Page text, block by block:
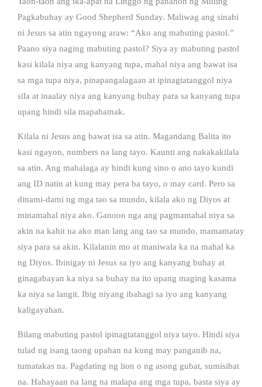
Pagkabuhay ay Good Shepherd Sunday. Maliwag ang sinabi
ni Jesus sa atin ngayong araw: “Ako ang mabuting pastol.”
Paano siya naging mabuting pastol? Siya ay mabuting pastol
kasi kilala niya ang kanyang tupa, mahal niya ang bawat isa
sa mga tupa niya, pinapangalagaan at ipinagtatanggol niya
sila at inaalay niya ang kanyang buhay para sa kanyang tupa
upang hindi sila mapahamak.
Kilala ni Jesus ang bawat isa sa atin. Magandang Balita ito
kasi ngayon, numbers na lang tayo. Kaunti ang nakakakilala
sa atin. Ang mahalaga ay hindi kung sino o ano tayo kundi
ang ID natin at kung may pera ba tayo, o may card. Pero sa
dinami-dami ng mga tao sa mundo, kilala ako ng Diyos at
minamahal niya ako. Ganoon nga ang pagmamahal niya sa
akin na kahit na ako man lang ang tao sa mundo, mamamatay
siya para sa akin. Kilalanin mo at maniwala ka na mahal ka
ng Diyos. Ibinigay ni Jesus sa iyo ang kanyang buhay at
ginagabayan ka niya sa buhay na ito upang maging kasama
ka niya sa langit. Ibig niyang ibahagi sa iyo ang kanyang
kaligayahan.
Bilang mabuting pastol ipinagtatanggol niya tayo. Hindi siya
tulad ng isang taong upahan na kung may panganib na,
tumatakas na. Pagdating ng lion o ng asong gubat, sumisibat
na. Hahayaan na lang na malapa ang mga tupa, basta siya ay